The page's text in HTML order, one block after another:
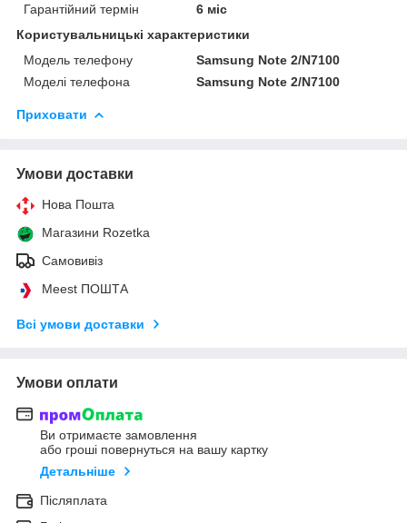
Гарантійний термін
6 міс
Користувальницькі характеристики
Модель телефону
Samsung Note 2/N7100
Моделі телефона
Samsung Note 2/N7100
Приховати
Умови доставки
Нова Пошта
Магазини Rozetka
Самовивіз
Meest ПОШТА
Всі умови доставки
Умови оплати
Ви отримаєте замовлення
або гроші повернуться на вашу картку
Детальніше
Післяплата